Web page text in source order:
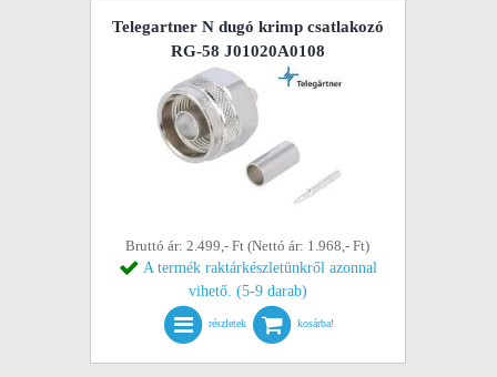
Telegartner N dugó krimp csatlakozó
RG-58 J01020A0108
Bruttó ár: 2.499,- Ft (Nettó ár: 1.968,- Ft)
A termék raktárkészletünkről azonnal
vihető. (5-9 darab)
részletek kosárba!